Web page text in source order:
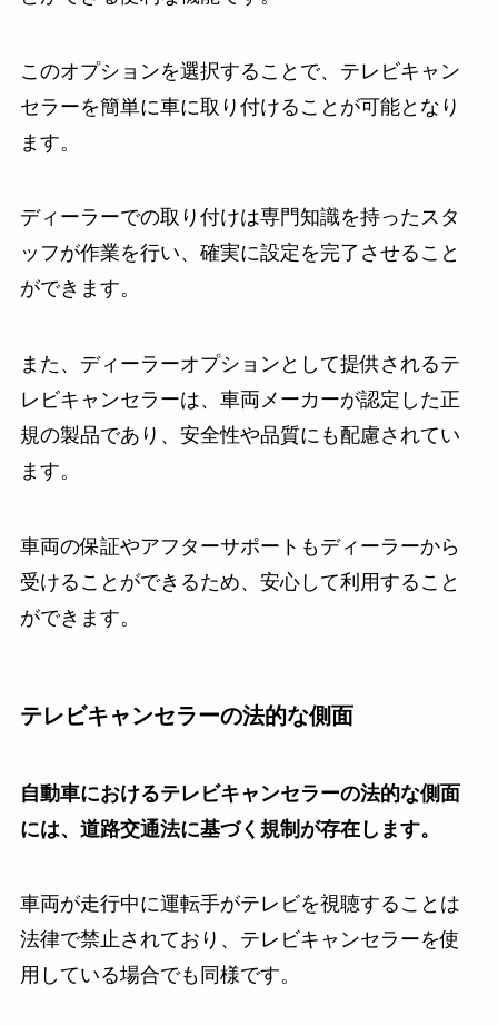
このオプションを選択することで、テレビキャン
セラーを簡単に車に取り付けることが可能となり
ます。
ディーラーでの取り付けは専門知識を持ったスタ
ッフが作業を行い、確実に設定を完了させること
ができます。
また、ディーラーオプションとして提供されるテ
レビキャンセラーは、車両メーカーが認定した正
規の製品であり、安全性や品質にも配慮されてい
ます。
車両の保証やアフターサポートもディーラーから
受けることができるため、安心して利用すること
ができます。
テレビキャンセラーの法的な側面
自動車におけるテレビキャンセラーの法的な側面
には、道路交通法に基づく規制が存在します。
車両が走行中に運転手がテレビを視聴することは
法律で禁止されており、テレビキャンセラーを使
用している場合でも同様です。